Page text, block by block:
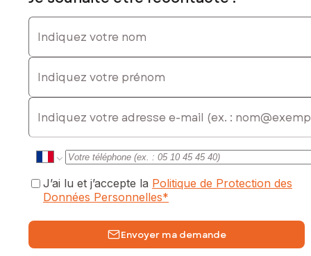
Indiquez votre nom
Indiquez votre prénom
E-mail
J’ai lu et j’accepte la Politique de Protection des
Données Personnelles*
Envoyer ma demande